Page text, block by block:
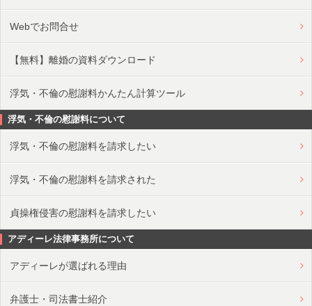
Webでお問合せ
【無料】離婚の資料ダウンロード
浮気・不倫の慰謝料かんたん計算ツール
浮気・不倫の慰謝料について
浮気・不倫の慰謝料を請求したい
浮気・不倫の慰謝料を請求された
貞操権侵害の慰謝料を請求したい
アディーレ法律事務所について
アディーレが選ばれる理由
弁護士・司法書士紹介